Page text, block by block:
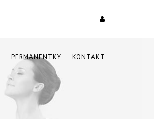
PERMANENTKY KONTAKT